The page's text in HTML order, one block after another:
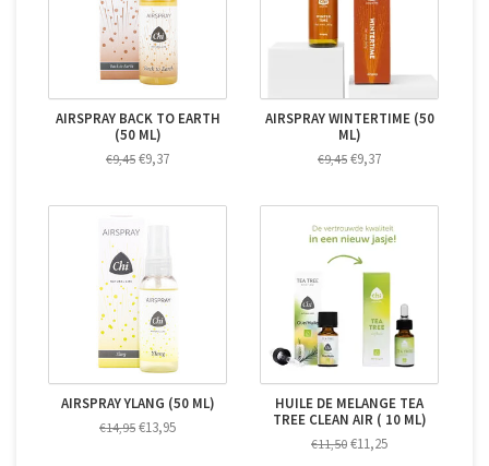
AIRSPRAY BACK TO EARTH
(50 ML)
€9,45 €9,37
AIRSPRAY WINTERTIME (50
ML)
€9,45 €9,37
AIRSPRAY YLANG (50 ML)
€14,95 €13,95
HUILE DE MELANGE TEA
TREE CLEAN AIR ( 10 ML)
€11,50 €11,25